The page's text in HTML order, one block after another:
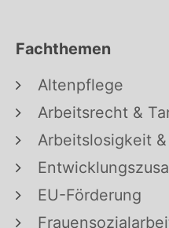
Fachthemen
Altenpflege
Arbeitsrecht &
Arbeitslosigkeit
EU-Förderung